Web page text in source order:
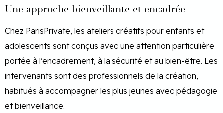
Une approche bienveillante et encadrée
Chez ParisPrivate, les ateliers créatifs pour enfants et
adolescents sont conçus avec une attention particulière
portée à l’encadrement, à la sécurité et au bien-être. Les
intervenants sont des professionnels de la création,
habitués à accompagner les plus jeunes avec pédagogie
et bienveillance.